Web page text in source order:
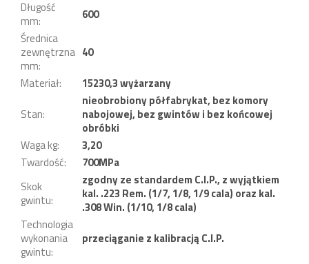
Długość
mm:
600
Średnica
zewnętrzna
mm:
40
Materiał:
15230,3 wyżarzany
Stan:
nieobrobiony półfabrykat, bez komory
nabojowej, bez gwintów i bez końcowej
obróbki
Waga kg:
3,20
Twardość:
700MPa
Skok
gwintu:
zgodny ze standardem C.I.P., z wyjątkiem
kal. .223 Rem. (1/7, 1/8, 1/9 cala) oraz kal.
.308 Win. (1/10, 1/8 cala)
Technologia
wykonania
gwintu:
przeciąganie z kalibracją C.I.P.